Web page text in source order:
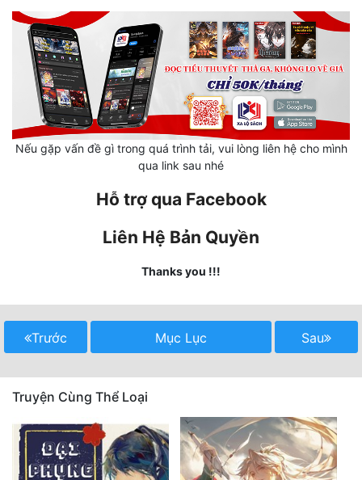
Kỳ Ảo
Linh Dị
Làm Giàu
Lịch Sử
Mưu Mô
Nữ Phụ
Phong Thủy - Tâm Linh
Phương Tây
Phản Phái
Quan Trường
Nếu gặp vấn đề gì trong quá trình tải, vui lòng liên hệ cho mình
qua link sau nhé
Hỗ trợ qua Facebook
Liên Hệ Bản Quyền
Thanks you !!!
Trước Mục Lục Sau
Truyện Cùng Thể Loại